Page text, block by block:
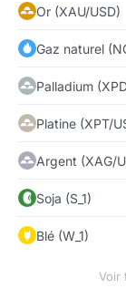
Or (XAU/USD)
Gaz naturel
Palladium
Platine (XPT/
Argent (XAG/
Soja (S_1)
Blé (W_1)
Voir